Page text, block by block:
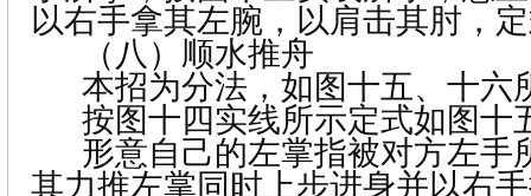
以右手拿其左腕，以肩击其肘，
（八） 顺水推舟
本招为分法，如图十五、十六
按图十四实线所示定式如图十
形意自己的左掌指被对方左手
其力推左掌同时上步进身并以右